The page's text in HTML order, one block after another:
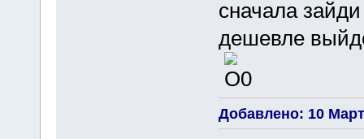
сначала
дешевле
Добавлено: 10